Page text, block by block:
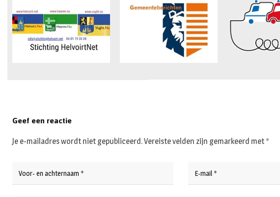
Geef een reactie
Je e-mailadres wordt niet gepubliceerd.Vereiste velden zijn gemarkeerd met *